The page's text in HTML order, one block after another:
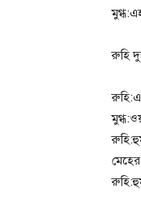
রুহি